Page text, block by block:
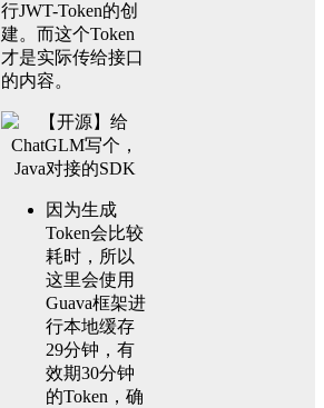
行JWT-Token的创
建。而这个Token
才是实际传给接口
的内容。
因为生成
Token会比较
耗时，所以
这里会使用
Guava框架进
行本地缓存
29分钟，有
效期30分钟
的Token，确